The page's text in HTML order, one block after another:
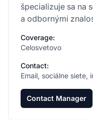
špecializuje sa na
a odbornými
Coverage:
Celosvetovo
Contact:
Email, sociálne siete,
Contact Manager